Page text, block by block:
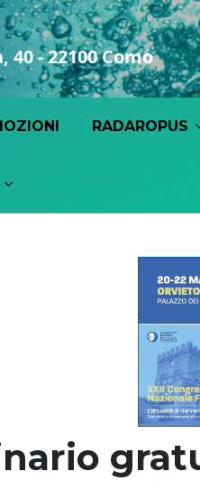
40 - 22100 Como
RADAROPUS